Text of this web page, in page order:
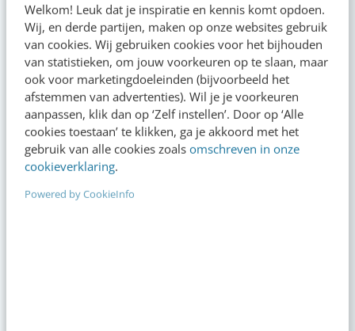
Welkom! Leuk dat je inspiratie en kennis komt opdoen.
Wij, en derde partijen, maken op onze websites gebruik
van cookies. Wij gebruiken cookies voor het bijhouden
van statistieken, om jouw voorkeuren op te slaan, maar
ook voor marketingdoeleinden (bijvoorbeeld het
afstemmen van advertenties). Wil je je voorkeuren
aanpassen, klik dan op ‘Zelf instellen’. Door op ‘Alle
cookies toestaan’ te klikken, ga je akkoord met het
gebruik van alle cookies zoals omschreven in onze
cookieverklaring.
Powered by CookieInfo
VIDEO SHORTS
Bekijk de korte video's
00:00 00:00